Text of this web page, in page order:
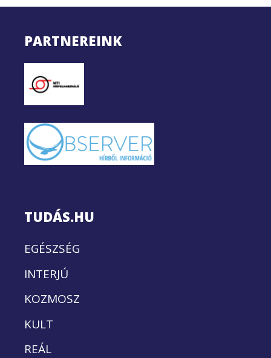
PARTNEREINK
TUDÁS.HU
EGÉSZSÉG
INTERJÚ
KOZMOSZ
KULT
REÁL